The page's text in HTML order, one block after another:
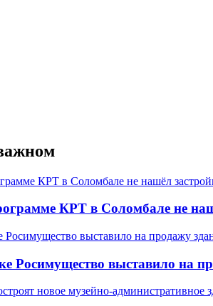
КРТ в Соломбале не
Росимущество выставило на